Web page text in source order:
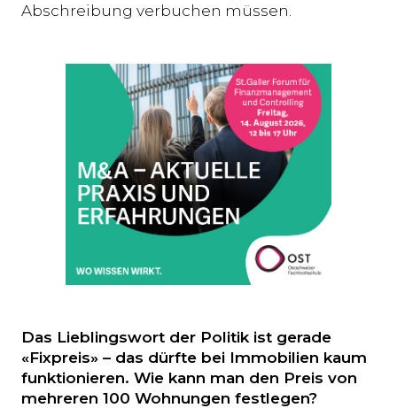
Abschreibung verbuchen müssen.
Das Lieblingswort der Politik ist gerade
«Fixpreis» – das dürfte bei Immobilien kaum
funktionieren. Wie kann man den Preis von
mehreren 100 Wohnungen festlegen?